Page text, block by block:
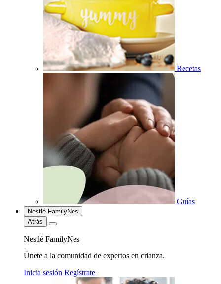
Recetas
Guías
Nestlé FamilyNes
Atrás
Nestlé FamilyNes
Únete a la comunidad de expertos en crianza.
Inicia sesión Regístrate